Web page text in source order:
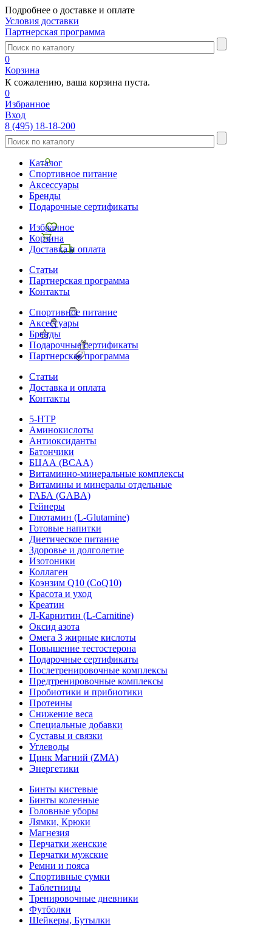
Подробнее о доставке и оплате
Условия доставки
Партнерская программа
0
Корзина
К сожалению, ваша корзина пуста.
0
Избранное
Вход
8 (495) 18-18-200
Каталог
Спортивное питание
Аксессуары
Бренды
Подарочные сертификаты
Избранное
Корзина
Доставка и оплата
Статьи
Партнерская программа
Контакты
Спортивное питание
Аксессуары
Бренды
Подарочные сертификаты
Партнерская программа
Статьи
Доставка и оплата
Контакты
5-HTP
Аминокислоты
Антиоксиданты
Батончики
БЦАА (BCAA)
Витаминно-минеральные комплексы
Витамины и минералы отдельные
ГАБА (GABA)
Гейнеры
Глютамин (L-Glutamine)
Готовые напитки
Диетическое питание
Здоровье и долголетие
Изотоники
Коллаген
Коэнзим Q10 (CoQ10)
Красота и уход
Креатин
Л-Карнитин (L-Сarnitine)
Оксид азота
Омега 3 жирные кислоты
Повышение тестостерона
Подарочные сертификаты
Послетренировочные комплексы
Предтренировочные комплексы
Пробиотики и прибиотики
Протеины
Снижение веса
Специальные добавки
Суставы и связки
Углеводы
Цинк Магний (ZMA)
Энергетики
Бинты кистевые
Бинты коленные
Головные уборы
Лямки, Крюки
Магнезия
Перчатки женские
Перчатки мужские
Ремни и пояса
Спортивные сумки
Таблетницы
Тренировочные дневники
Футболки
Шейкеры, Бутылки